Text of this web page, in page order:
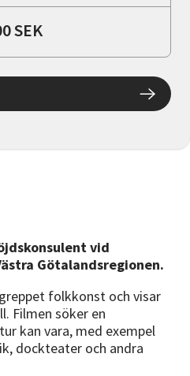
vid
Götalandsregionen.
folkkonst och visar
Filmen söker en
kan vara, med exempel
dockteater och andra
SEK